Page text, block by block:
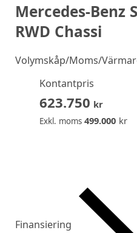
Mercedes-Benz
RWD Chassi
Volymskåp/Moms/
Kontantpris
623.750 kr
Exkl. moms 499.000kr
Finansiering